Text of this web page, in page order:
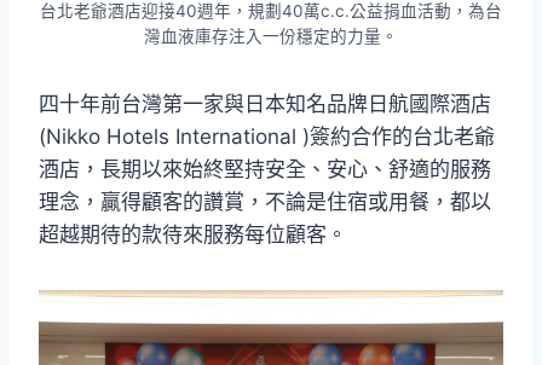
台北老爺酒店迎接40週年，規劃40萬c.c.公益捐血活動，為台
灣血液庫存注入一份穩定的力量。
四十年前台灣第一家與日本知名品牌日航國際酒店
(Nikko Hotels International )簽約合作的台北老爺
酒店，長期以來始終堅持安全、安心、舒適的服務
理念，贏得顧客的讚賞，不論是住宿或用餐，都以
超越期待的款待來服務每位顧客。